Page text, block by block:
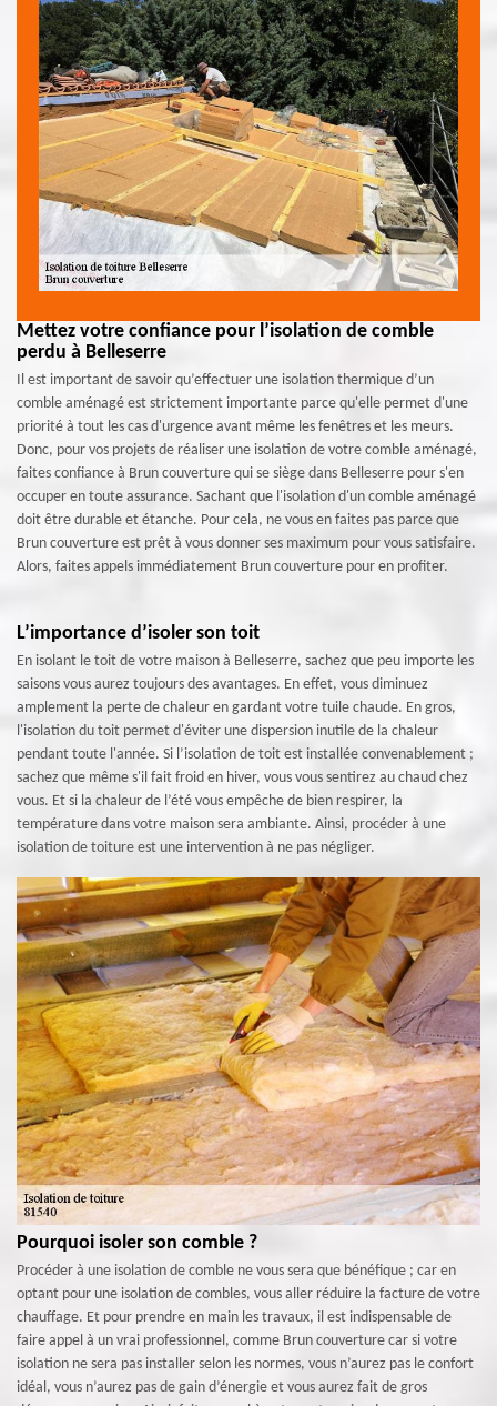
Mettez votre confiance pour l’isolation de comble
perdu à Belleserre
Il est important de savoir qu’effectuer une isolation thermique d’un
comble aménagé est strictement importante parce qu'elle permet d'une
priorité à tout les cas d'urgence avant même les fenêtres et les meurs.
Donc, pour vos projets de réaliser une isolation de votre comble aménagé,
faites confiance à Brun couverture qui se siège dans Belleserre pour s'en
occuper en toute assurance. Sachant que l'isolation d'un comble aménagé
doit être durable et étanche. Pour cela, ne vous en faites pas parce que
Brun couverture est prêt à vous donner ses maximum pour vous satisfaire.
Alors, faites appels immédiatement Brun couverture pour en profiter.
L’importance d’isoler son toit
En isolant le toit de votre maison à Belleserre, sachez que peu importe les
saisons vous aurez toujours des avantages. En effet, vous diminuez
amplement la perte de chaleur en gardant votre tuile chaude. En gros,
l'isolation du toit permet d'éviter une dispersion inutile de la chaleur
pendant toute l'année. Si l’isolation de toit est installée convenablement ;
sachez que même s'il fait froid en hiver, vous vous sentirez au chaud chez
vous. Et si la chaleur de l’été vous empêche de bien respirer, la
température dans votre maison sera ambiante. Ainsi, procéder à une
isolation de toiture est une intervention à ne pas négliger.
Pourquoi isoler son comble ?
Procéder à une isolation de comble ne vous sera que bénéfique ; car en
optant pour une isolation de combles, vous aller réduire la facture de votre
chauffage. Et pour prendre en main les travaux, il est indispensable de
faire appel à un vrai professionnel, comme Brun couverture car si votre
isolation ne sera pas installer selon les normes, vous n’aurez pas le confort
idéal, vous n’aurez pas de gain d’énergie et vous aurez fait de gros